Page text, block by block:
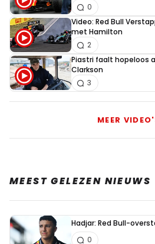
0
Video: Red Bull
met Hamilton
2
Piastri faalt hopeloos
Clarkson
3
MEER
MEEST GELEZEN NIEUWS
Hadjar: Red Bull-
0